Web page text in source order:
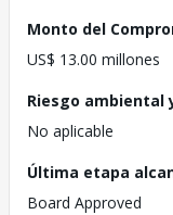
Monto del
US$ 13.00 millones
Riesgo ambiental
No aplicable
Última etapa
Board Approved